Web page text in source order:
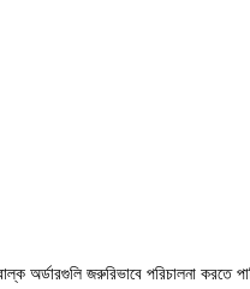
চাহিদা
অর্ডারগুলি জরুরিভাবে পরিচালনা করতে